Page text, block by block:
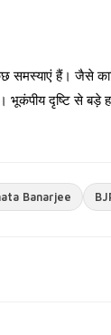
कुछ समस्याएं हैं। जैसे
दृष्टि से बड़े
Banarjee